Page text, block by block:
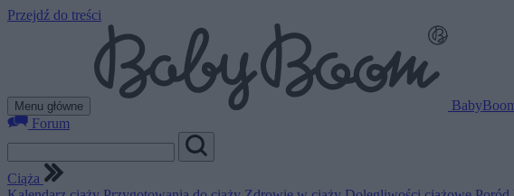
Przejdź do treści
Menu główne
Forum
Ciąża